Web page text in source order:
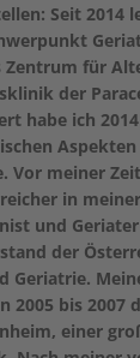
Seit 2014
für
der
habe ich
Vor meiner
in
und
der
Geriatrie.
2005 bis 2007
einer